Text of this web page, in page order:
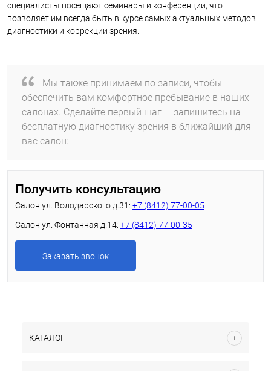
специалисты посещают семинары и конференции, что
позволяет им всегда быть в курсе самых актуальных методов
диагностики и коррекции зрения.
Мы также принимаем по записи, чтобы
обеспечить вам комфортное пребывание в наших
салонах. Сделайте первый шаг — запишитесь на
бесплатную диагностику зрения в ближайший для
вас салон:
Получить консультацию
Салон ул. Володарского д.31: +7 (8412) 77-00-05
Салон ул. Фонтанная д.14: +7 (8412) 77-00-35
Заказать звонок
КАТАЛОГ